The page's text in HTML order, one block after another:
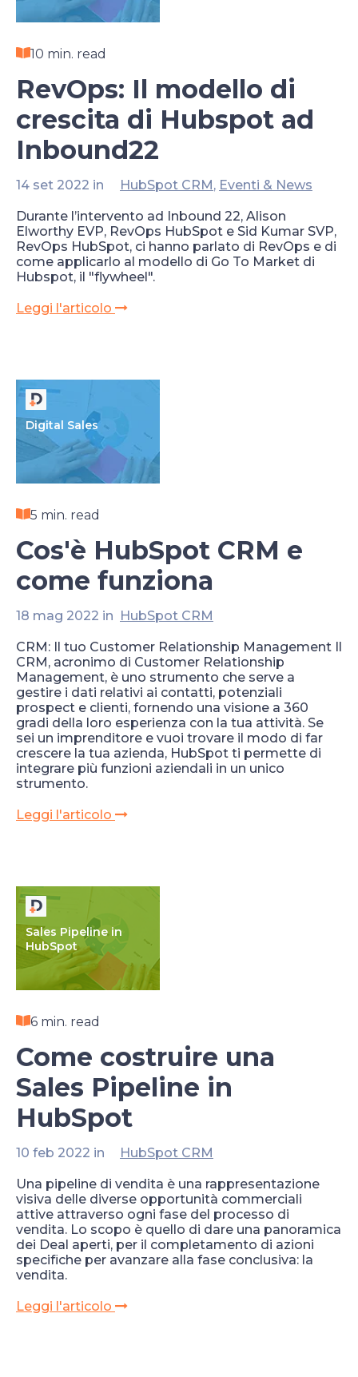
10 min. read
RevOps: Il modello di
crescita di Hubspot ad
Inbound22
14 set 2022 in HubSpot CRM, Eventi & News
Durante l’intervento ad Inbound 22, Alison
Elworthy EVP, RevOps HubSpot e Sid Kumar SVP,
RevOps HubSpot, ci hanno parlato di RevOps e di
come applicarlo al modello di Go To Market di
Hubspot, il "flywheel".
Leggi l'articolo
Digital Sales
5 min. read
Cos'è HubSpot CRM e
come funziona
18 mag 2022 in HubSpot CRM
CRM: Il tuo Customer Relationship Management Il
CRM, acronimo di Customer Relationship
Management, è uno strumento che serve a
gestire i dati relativi ai contatti, potenziali
prospect e clienti, fornendo una visione a 360
gradi della loro esperienza con la tua attività. Se
sei un imprenditore e vuoi trovare il modo di far
crescere la tua azienda, HubSpot ti permette di
integrare più funzioni aziendali in un unico
strumento.
Leggi l'articolo
Sales Pipeline in
HubSpot
6 min. read
Come costruire una
Sales Pipeline in
HubSpot
10 feb 2022 in HubSpot CRM
Una pipeline di vendita è una rappresentazione
visiva delle diverse opportunità commerciali
attive attraverso ogni fase del processo di
vendita. Lo scopo è quello di dare una panoramica
dei Deal aperti, per il completamento di azioni
specifiche per avanzare alla fase conclusiva: la
vendita.
Leggi l'articolo